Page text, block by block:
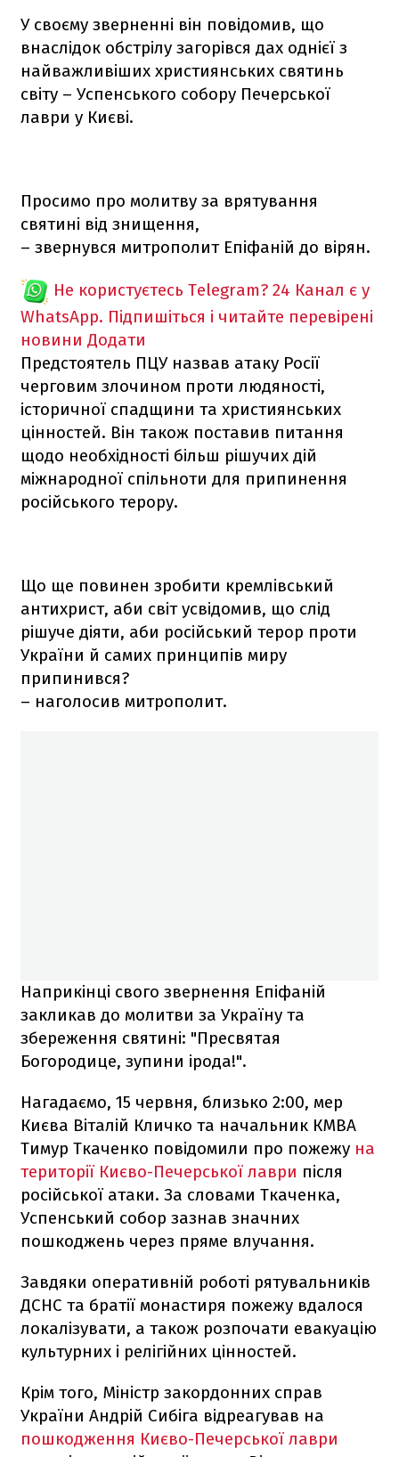
У своєму зверненні він повідомив, що
внаслідок обстрілу загорівся дах однієї з
найважливіших християнських святинь
світу – Успенського собору Печерської
лаври у Києві.
Просимо про молитву за врятування
святині від знищення,
– звернувся митрополит Епіфаній до вірян.
Не користуєтесь Telegram? 24 Канал є у
WhatsApp. Підпишіться і читайте перевірені
новини Додати
Предстоятель ПЦУ назвав атаку Росії
черговим злочином проти людяності,
історичної спадщини та християнських
цінностей. Він також поставив питання
щодо необхідності більш рішучих дій
міжнародної спільноти для припинення
російського терору.
Що ще повинен зробити кремлівський
антихрист, аби світ усвідомив, що слід
рішуче діяти, аби російський терор проти
України й самих принципів миру
припинився?
– наголосив митрополит.
Наприкінці свого звернення Епіфаній
закликав до молитви за Україну та
збереження святині: "Пресвятая
Богородице, зупини ірода!".
Нагадаємо, 15 червня, близько 2:00, мер
Києва Віталій Кличко та начальник КМВА
Тимур Ткаченко повідомили про пожежу на
території Києво-Печерської лаври після
російської атаки. За словами Ткаченка,
Успенський собор зазнав значних
пошкоджень через пряме влучання.
Завдяки оперативній роботі рятувальників
ДСНС та братії монастиря пожежу вдалося
локалізувати, а також розпочати евакуацію
культурних і релігійних цінностей.
Крім того, Міністр закордонних справ
України Андрій Сибіга відреагував на
пошкодження Києво-Печерської лаври